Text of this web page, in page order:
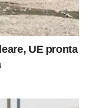
UE pronta